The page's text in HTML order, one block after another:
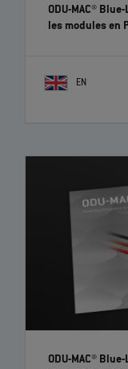
ODU-MAC®
les modules en
EN
ODU-MAC®